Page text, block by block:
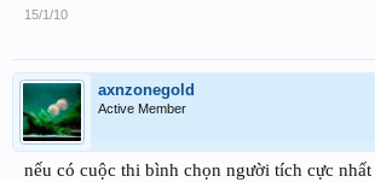
15/1/10
axnzonegold
Active Member
nếu có cuộc thi bình chọn người tích cực nhất